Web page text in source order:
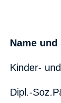
Name
Kinder-
Dipl.-